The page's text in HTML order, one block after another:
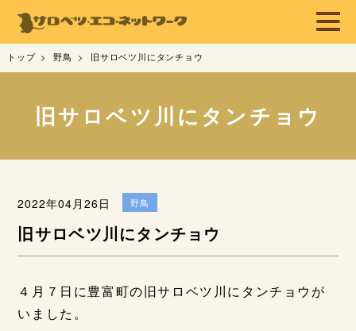
トップ 野鳥 旧サロベツ川にタンチョウ
旧サロベツ川にタンチョウ
2022年04月26日 野鳥
旧サロベツ川にタンチョウ
４月７日に豊富町の旧サロベツ川にタンチョウが
いました。